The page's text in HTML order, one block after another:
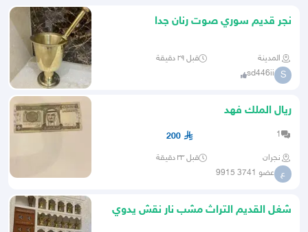
نجر قديم سوري صوت رنان جدا
المدينة قبل ٢٩ دقيقة
S
sd446ii
ريال الملك فهد
1
200
نجران قبل ٣٣ دقيقة
ع عضو 3741 9915
شغل القديم التراث مشب نار نقش يدوي